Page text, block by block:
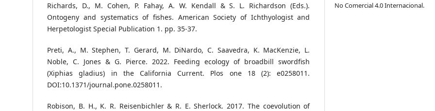
Richards, D., M. Cohen, P. Fahay, A. W. Kendall & S. L. Richardson (Eds.).
Ontogeny and systematics of fishes. American Society of Ichthyologist and
Herpetologist Special Publication 1. pp. 35-37.
Preti, A., M. Stephen, T. Gerard, M. DiNardo, C. Saavedra, K. MacKenzie, L.
Noble, C. Jones & G. Pierce. 2022. Feeding ecology of broadbill swordfish
(Xiphias gladius) in the California Current. Plos one 18 (2): e0258011.
DOI:10.1371/journal.pone.0258011.
Robison, B. H., K. R. Reisenbichler & R. E. Sherlock. 2017. The coevolution of
No Comercial 4.0 Internacional.